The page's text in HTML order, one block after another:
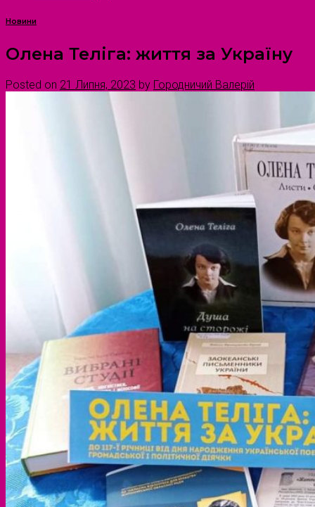
Новини
Олена Теліга: життя за Україну
Posted on 21 Липня, 2023 by Городничий Валерій